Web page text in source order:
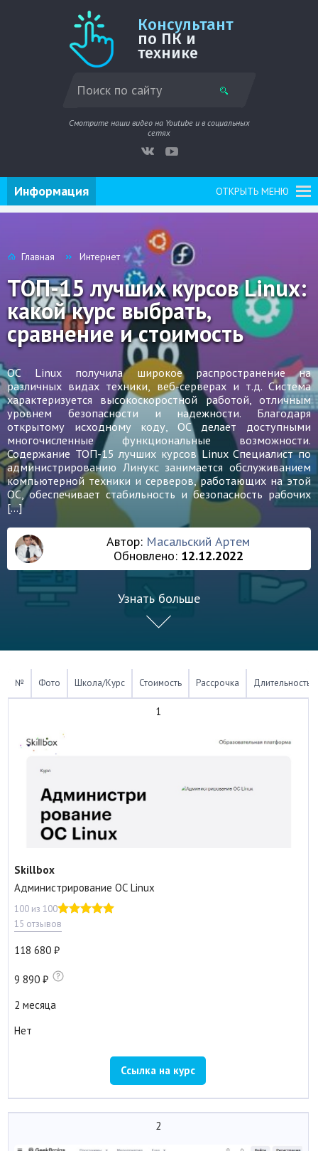
Консультант
по ПК и
технике
Смотрите наши видео на Youtube и в социальных
сетях
ОТКРЫТЬ МЕНЮ
Информация
Главная Интернет
ТОП-15 лучших курсов Linux:
какой курс выбрать,
сравнение и стоимость
ОС Linux получила широкое распространение на
различных видах техники, веб-серверах и т.д. Система
характеризуется высокоскоростной работой, отличным
уровнем безопасности и надежности. Благодаря
открытому исходному коду, ОС делает доступными
многочисленные функциональные возможности.
Содержание ТОП-15 лучших курсов Linux Специалист по
администрированию Линукс занимается обслуживанием
компьютерной техники и серверов, работающих на этой
ОС, обеспечивает стабильность и безопасность рабочих
[…]
Автор: Масальский Артем
Обновлено: 12.12.2022
Узнать больше
№ Фото Школа/Курс Стоимость Рассрочка Длительность
1
Skillbox
Администрирова­ние ОС Linux
100 из 100
15 отзывов
118 680
9 890
2 месяца
Нет
Ссылка на курс
2